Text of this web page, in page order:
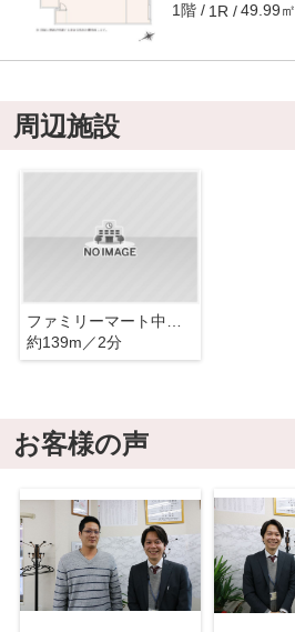
1階 1R 49.99㎡
周辺施設
約139m／2分
お客様の声